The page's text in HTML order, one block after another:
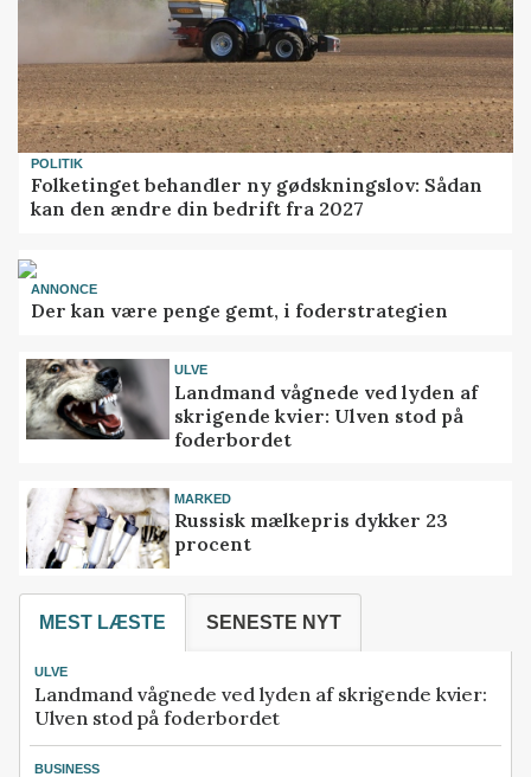
POLITIK
Folketinget behandler ny gødskningslov: Sådan
kan den ændre din bedrift fra 2027
ANNONCE
Der kan være penge gemt, i foderstrategien
ULVE
Landmand vågnede ved lyden af
skrigende kvier: Ulven stod på
foderbordet
MARKED
Russisk mælkepris dykker 23
procent
MEST LÆSTE SENESTE NYT
ULVE
Landmand vågnede ved lyden af skrigende kvier:
Ulven stod på foderbordet
BUSINESS